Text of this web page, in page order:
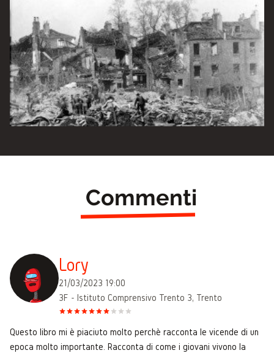
Commenti
Lory
21/03/2023 19:00
3F - Istituto Comprensivo Trento 3, Trento
Questo libro mi è piaciuto molto perchè racconta le vicende di un
epoca molto importante. Racconta di come i giovani vivono la